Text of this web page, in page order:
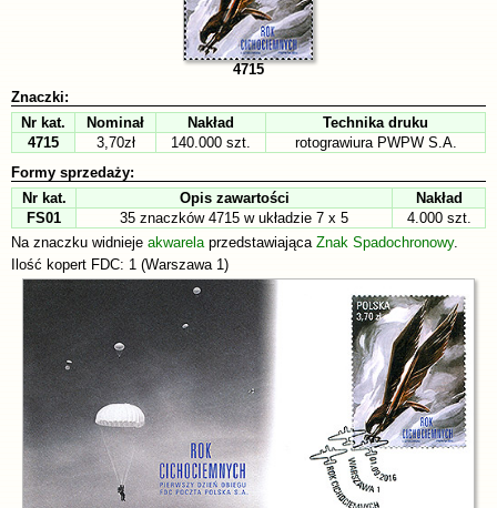
4715
Znaczki:
Nr kat.
Nominał Nakład
Technika druku
4715
3,70zł 140.000 szt.
rotograwiura PWPW S.A.
Formy sprzedaży:
Nr kat.
Opis zawartości
Nakład
FS01
35 znaczków 4715 w układzie 7 x 5
4.000 szt.
Na znaczku widnieje akwarelaprzedstawiająca Znak Spadochronowy.
Ilość kopert FDC: 1 (Warszawa 1)